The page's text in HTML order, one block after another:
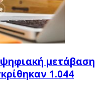
ψηφιακή μετάβαση
1.044